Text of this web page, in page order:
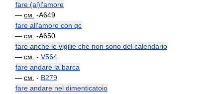
fare (al)l'amore
— см. -A649
fare all'amore con qc
— см. -A650
fare anche le vigilie che non sono del calendario
— см. - V564
fare andare la barca
— см. - B279
fare andare nel dimenticatoio